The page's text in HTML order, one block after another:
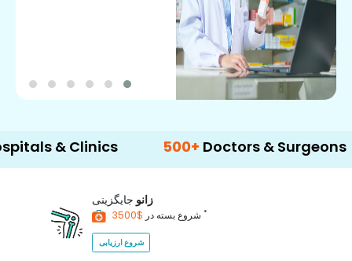
Clinics 500+ Doctors & Surgeons
زانو جایگزینی
شروع بسته در *
شروع ارزیابی